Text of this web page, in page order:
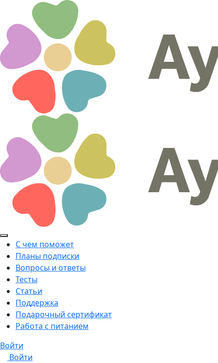
С чем поможет
Планы подписки
Вопросы и ответы
Тесты
Статьи
Поддержка
Подарочный сертификат
Работа с питанием
Войти
Войти